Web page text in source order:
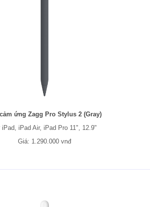
ứng Zagg Pro Stylus 2 (Gray)
iPad, iPad Air, iPad Pro 11", 12.9"
Giá: 1.290.000 vnđ